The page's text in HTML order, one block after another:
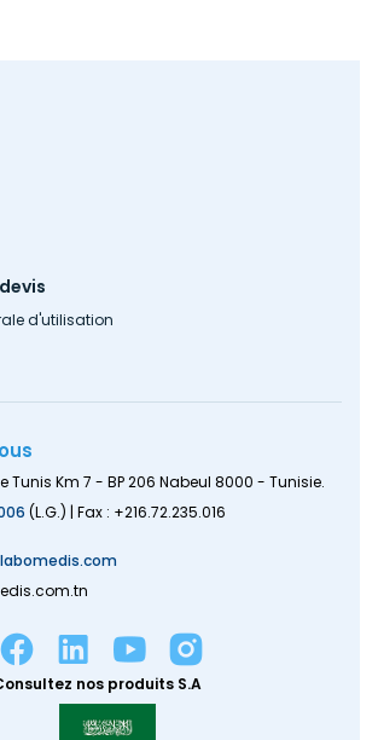
d'utilisation
Tunis Km 7 - BP 206 Nabeul 8000 - Tunisie.
(L.G.) | Fax : +216.72.235.016
nos produits S.A